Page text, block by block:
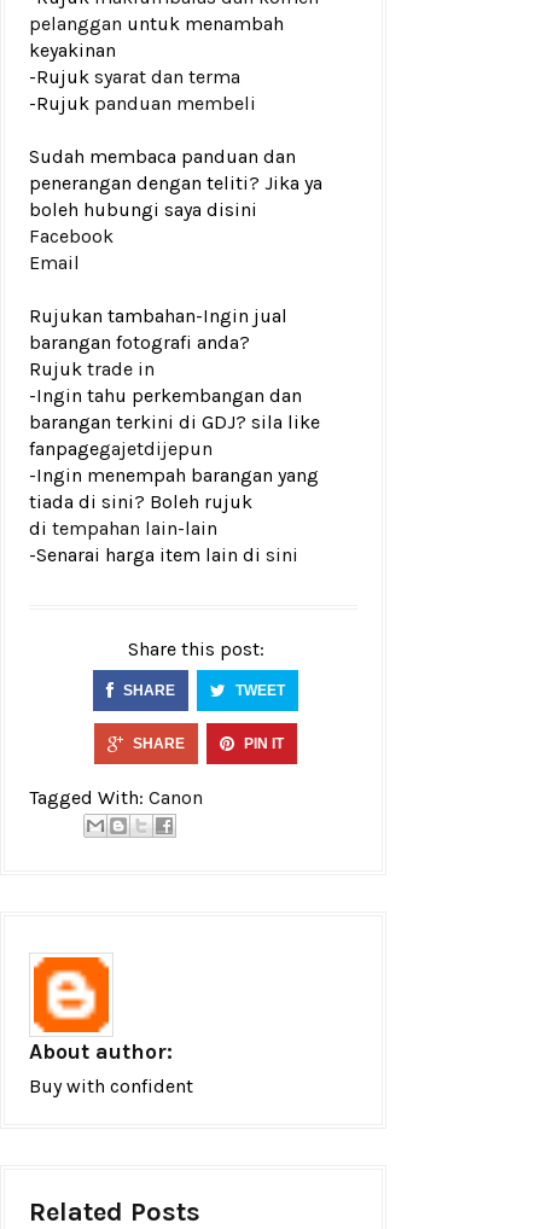
pelanggan untuk menambah
keyakinan
-Rujuk syarat dan terma
-Rujuk panduan membeli
Sudah membaca panduan dan
penerangan dengan teliti? Jika ya
boleh hubungi saya disini
Facebook
Email
Rujukan tambahan-Ingin jual
barangan fotografi anda?
Rujuk trade in
-Ingin tahu perkembangan dan
barangan terkini di GDJ? sila like
fanpagegajetdijepun
-Ingin menempah barangan yang
tiada di sini? Boleh rujuk
di tempahan lain-lain
-Senarai harga item lain di sini
Share this post:
SHARE TWEET
SHARE PIN IT
Tagged With: Canon
About author:
Buy with confident
Related Posts